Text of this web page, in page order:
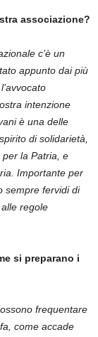
associazione?
c’è un
appunto dai più
intenzione
è una delle
di solidarietà,
per la Patria, e
Importante per
sempre fervidi di
regole
si preparano i
frequentare
come accade